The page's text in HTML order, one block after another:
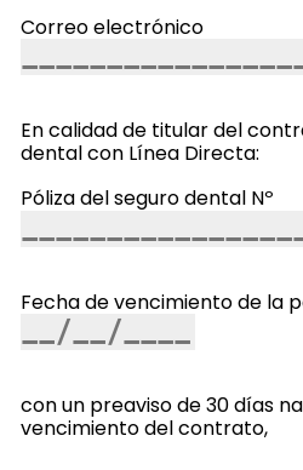
Correo electrónico
En calidad de titular del
dental con Línea Directa:
Póliza del seguro dental Nº
Fecha de vencimiento de la
con un preaviso de 30 días
vencimiento del contrato,